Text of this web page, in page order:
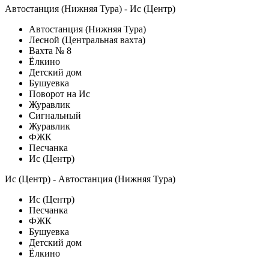
Автостанция (Нижняя Тура) - Ис (Центр)
Автостанция (Нижняя Тура)
Лесной (Центральная вахта)
Вахта № 8
Ёлкино
Детский дом
Бушуевка
Поворот на Ис
Журавлик
Сигнальный
Журавлик
ФЖК
Песчанка
Ис (Центр)
Ис (Центр) - Автостанция (Нижняя Тура)
Ис (Центр)
Песчанка
ФЖК
Бушуевка
Детский дом
Ёлкино